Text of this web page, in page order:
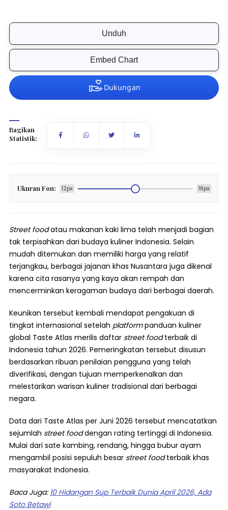
Unduh
Embed Chart
Bagikan
Statistik:
Ukuran Fon: 12px 16px
Street foodatau makanan kaki lima telah menjadi bagian
tak terpisahkan dari budaya kuliner Indonesia. Selain
mudah ditemukan dan memiliki harga yang relatif
terjangkau, berbagai jajanan khas Nusantara juga dikenal
karena cita rasanya yang kaya akan rempah dan
mencerminkan keragaman budaya dari berbagai daerah.
Keunikan tersebut kembali mendapat pengakuan di
tingkat internasional setelah platformpanduan kuliner
global Taste Atlas merilis daftar street foodterbaik di
Indonesia tahun 2026. Pemeringkatan tersebut disusun
berdasarkan ribuan penilaian pengguna yang telah
diverifikasi, dengan tujuan memperkenalkan dan
melestarikan warisan kuliner tradisional dari berbagai
negara.
Data dari Taste Atlas per Juni 2026 tersebut mencatatkan
sejumlah street fooddengan rating tertinggi di Indonesia.
Mulai dari sate kambing, rendang, hingga bubur ayam
mengambil posisi sepuluh besar street foodterbaik khas
masyarakat Indonesia.
Baca Juga: 10 Hidangan Sup Terbaik Dunia April 2026, Ada
Soto Betawi